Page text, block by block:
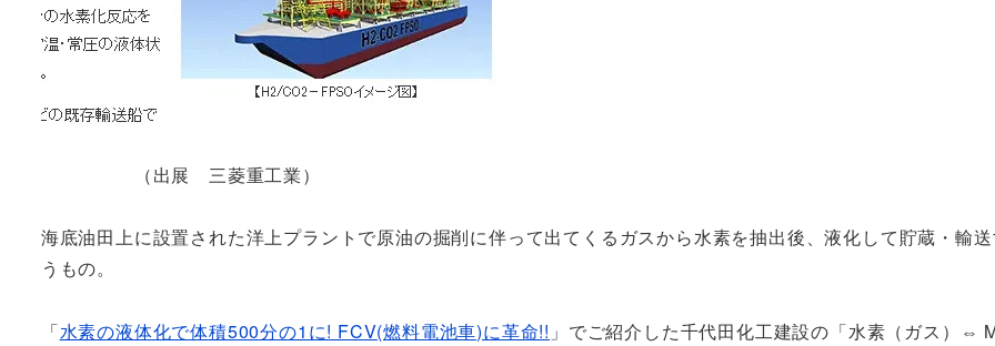
（出展 三菱重工業）
海底油田上に設置された洋上プラントで原油の掘削に伴って出てくるガスから水素を抽出後、液化して貯蔵・輸
うもの。
「水素の液体化で体積500分の1に! FCV(燃料電池車)に革命!! 」でご紹介した千代田化工建設の「水素（ガス）⇔